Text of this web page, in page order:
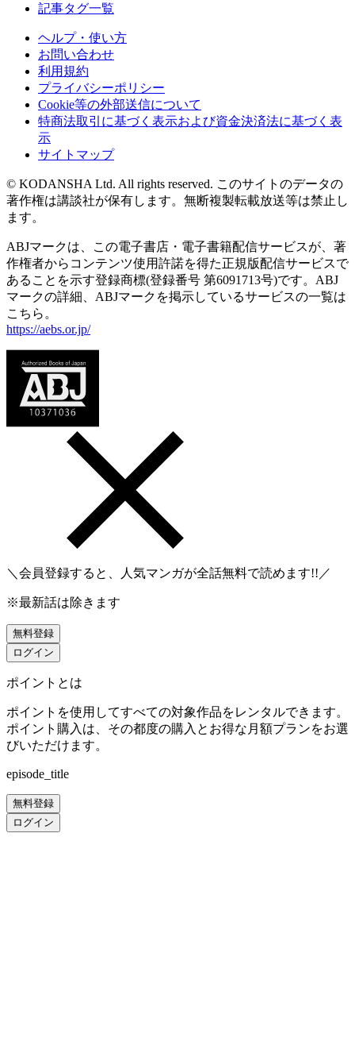
記事タグ一覧
ヘルプ・使い方
お問い合わせ
利用規約
プライバシーポリシー
Cookie等の外部送信について
特商法取引に基づく表示および資金決済法に基づく表
示
サイトマップ
© KODANSHA Ltd. All rights reserved. このサイトのデータの
著作権は講談社が保有します。無断複製転載放送等は禁止し
ます。
ABJマークは、この電子書店・電子書籍配信サービスが、著
作権者からコンテンツ使用許諾を得た正規版配信サービスで
あることを示す登録商標(登録番号 第6091713号)です。ABJ
マークの詳細、ABJマークを掲示しているサービスの一覧は
こちら。
https://aebs.or.jp/
＼会員登録すると、人気マンガが全話無料で読めます!!／
※最新話は除きます
無料登録
ログイン
ポイントとは
ポイントを使用してすべての対象作品をレンタルできます。
ポイント購入は、その都度の購入とお得な月額プランをお選
びいただけます。
episode_title
無料登録
ログイン